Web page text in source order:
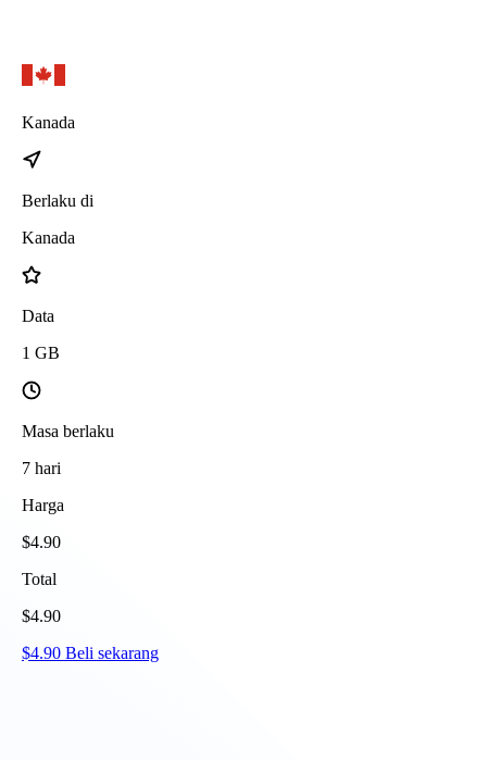
Kanada
Berlaku di
Kanada
Data
1 GB
Masa berlaku
7 hari
Harga
$4.90
Total
$4.90
$4.90 Beli sekarang